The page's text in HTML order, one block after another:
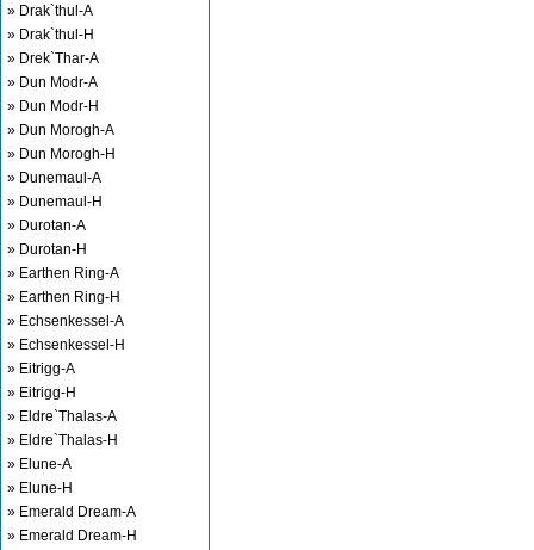
» Drak`thul-A
» Drak`thul-H
» Drek`Thar-A
» Dun Modr-A
» Dun Modr-H
» Dun Morogh-A
» Dun Morogh-H
» Dunemaul-A
» Dunemaul-H
» Durotan-A
» Durotan-H
» Earthen Ring-A
» Earthen Ring-H
» Echsenkessel-A
» Echsenkessel-H
» Eitrigg-A
» Eitrigg-H
» Eldre`Thalas-A
» Eldre`Thalas-H
» Elune-A
» Elune-H
» Emerald Dream-A
» Emerald Dream-H